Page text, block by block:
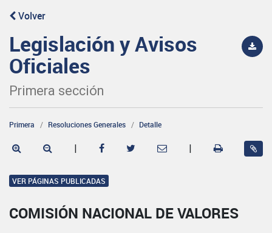
Volver
Legislación y Avisos
Oficiales
Primera sección
Primera Resoluciones Generales Detalle
| |
VER PÁGINAS PUBLICADAS
COMISIÓN NACIONAL DE VALORES